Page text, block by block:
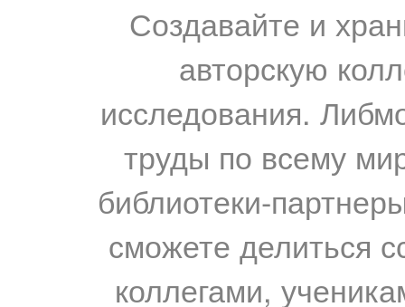
Создавайте и
авторскую
исследования.
труды по всему
библиотеки-
сможете делиться
коллегами,